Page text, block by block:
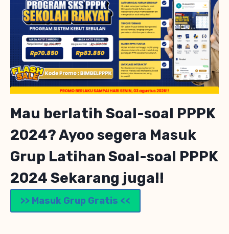
Mau berlatih Soal-soal PPPK
2024? Ayoo segera Masuk
Grup Latihan Soal-soal PPPK
2024 Sekarang juga!!
>> Masuk Grup Gratis <<